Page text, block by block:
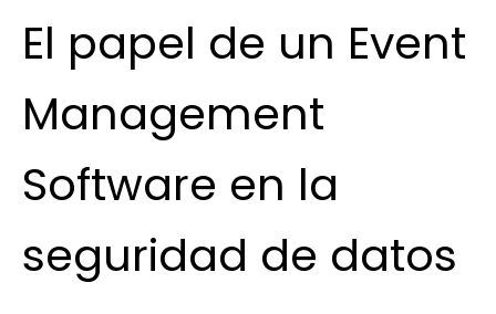
El papel de un Event
Management
Software en la
seguridad de datos